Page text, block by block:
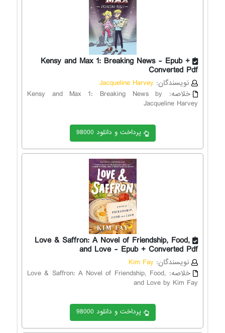
Kensy and Max 1: Breaking News - Epub +
Converted Pdf
نویسندگان: Jacqueline Harvey
خلاصه: Kensy and Max 1: Breaking News by
Jacqueline Harvey
پرداخت و دانلود 98000
Love & Saffron: A Novel of Friendship, Food,
and Love - Epub + Converted Pdf
نویسندگان: Kim Fay
خلاصه: Love & Saffron: A Novel of Friendship, Food,
and Love by Kim Fay
پرداخت و دانلود 98000